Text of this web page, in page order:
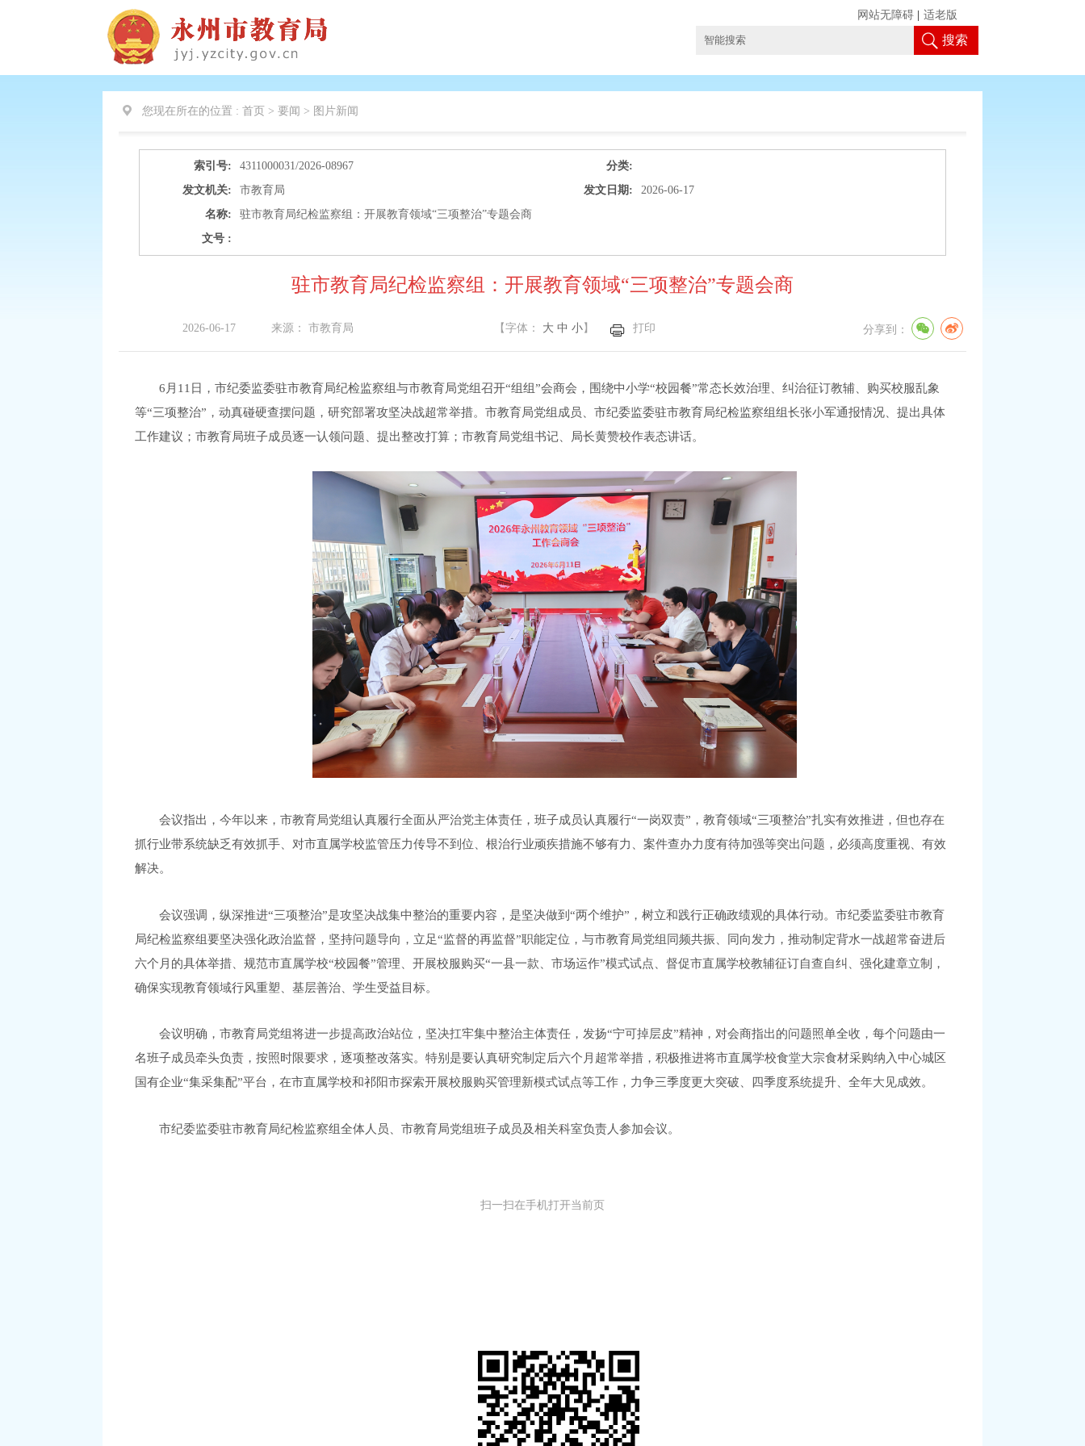
搜索
网站无障碍 适老版
您现在所在的位置 : 首页 > 要闻 > 图片新闻
索引号: 4311000031/2026-08967
分类:
发文机关:
市教育局 发文日期:
2026-06-17
名称:
驻市教育局纪检监察组：开展教育领域“三项整治”专题会商
文号 :
驻市教育局纪检监察组：开展教育领域“三项整治”专题会商
2026-06-17 来源： 市教育局 【字体： 大 中 小】 打印 分享到：
6月11日，市纪委监委驻市教育局纪检监察组与市教育局党组召开“组组”会商会，围绕中小学“校园餐”常态长效治理、纠治征订教辅、购买校服乱象
等“三项整治”，动真碰硬查摆问题，研究部署攻坚决战超常举措。市教育局党组成员、市纪委监委驻市教育局纪检监察组组长张小军通报情况、提出具体
工作建议；市教育局班子成员逐一认领问题、提出整改打算；市教育局党组书记、局长黄赞校作表态讲话。
会议指出，今年以来，市教育局党组认真履行全面从严治党主体责任，班子成员认真履行“一岗双责”，教育领域“三项整治”扎实有效推进，但也存在
抓行业带系统缺乏有效抓手、对市直属学校监管压力传导不到位、根治行业顽疾措施不够有力、案件查办力度有待加强等突出问题，必须高度重视、有效
解决。
会议强调，纵深推进“三项整治”是攻坚决战集中整治的重要内容，是坚决做到“两个维护”，树立和践行正确政绩观的具体行动。市纪委监委驻市教育
局纪检监察组要坚决强化政治监督，坚持问题导向，立足“监督的再监督”职能定位，与市教育局党组同频共振、同向发力，推动制定背水一战超常奋进后
六个月的具体举措、规范市直属学校“校园餐”管理、开展校服购买“一县一款、市场运作”模式试点、督促市直属学校教辅征订自查自纠、强化建章立制，
确保实现教育领域行风重塑、基层善治、学生受益目标。
会议明确，市教育局党组将进一步提高政治站位，坚决扛牢集中整治主体责任，发扬“宁可掉层皮”精神，对会商指出的问题照单全收，每个问题由一
名班子成员牵头负责，按照时限要求，逐项整改落实。特别是要认真研究制定后六个月超常举措，积极推进将市直属学校食堂大宗食材采购纳入中心城区
国有企业“集采集配”平台，在市直属学校和祁阳市探索开展校服购买管理新模式试点等工作，力争三季度更大突破、四季度系统提升、全年大见成效。
市纪委监委驻市教育局纪检监察组全体人员、市教育局党组班子成员及相关科室负责人参加会议。
扫一扫在手机打开当前页